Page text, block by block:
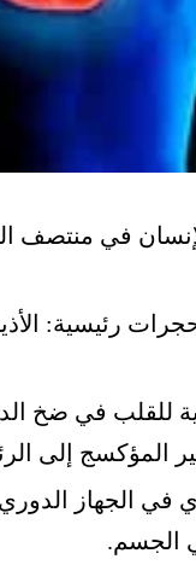
في منتصف
رئيسية:
للقلب في ضخ
المؤكسج إلى
في الجهاز
الجسم.